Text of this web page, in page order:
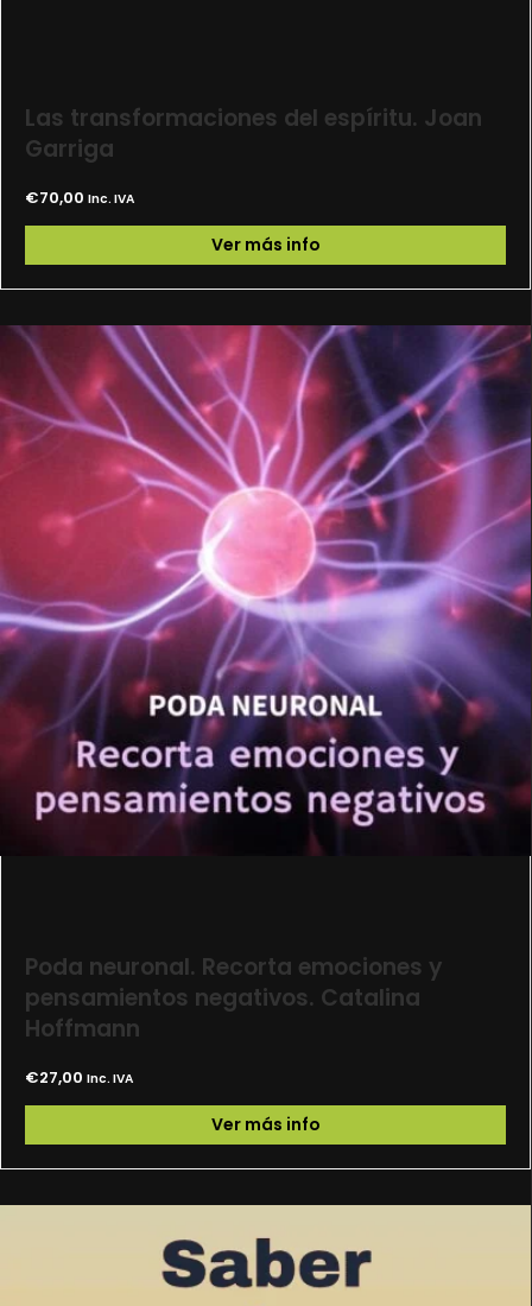
Las transformaciones del espíritu. Joan
Garriga
€70,00 Inc. IVA
Ver más info
Poda neuronal. Recorta emociones y
pensamientos negativos. Catalina
Hoffmann
€27,00 Inc. IVA
Ver más info